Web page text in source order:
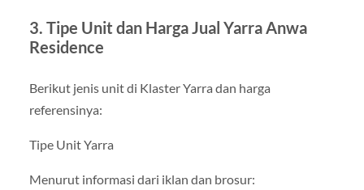
3. Tipe Unit dan Harga Jual Yarra Anwa
Residence
Berikut jenis unit di Klaster Yarra dan harga
referensinya:
Tipe Unit Yarra
Menurut informasi dari iklan dan brosur: